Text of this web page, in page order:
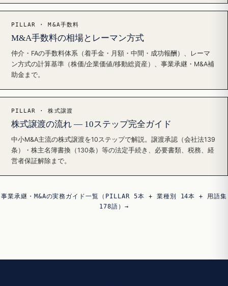
PILLAR · M&A手数料
M&A手数料の相場とレーマン方式
仲介・FAの手数料体系（着手金・月額・中間・成功報酬）、レーマ
ン方式の計算基準（株価/企業価値/移動総資産）、事業承継・M&A補
助金まで。
PILLAR · 株式譲渡
株式譲渡の流れ — 10ステップ完全ガイド
中小M&A主流の株式譲渡を10ステップで解説。譲渡承認（会社法139
条）・株主名簿書換（130条）等の法定手続き、必要書類、税務、経
営者保証解除まで。
事業承継・M&Aの実務ガイド一覧（PILLAR 5本 + 業種別 14本 + 用語集
178語）→